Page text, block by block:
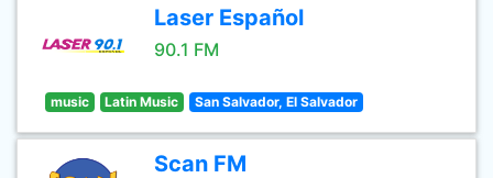
Laser Español
90.1 FM
music Latin Music San Salvador, El Salvador
Scan FM